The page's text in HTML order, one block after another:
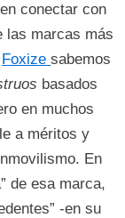
conectar con
las marcas más
Foxizesabemos
basados
en muchos
a méritos y
En
de esa marca,
-en su